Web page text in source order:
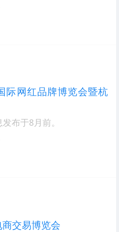
际网红品牌博览会暨杭
布于8月前。
交易博览会